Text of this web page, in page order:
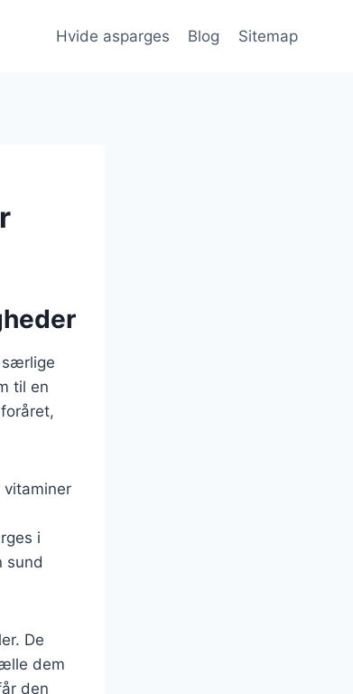
Hvide asparges Blog Sitemap
særlige
til en
vitaminer
i
sund
De
dem
den